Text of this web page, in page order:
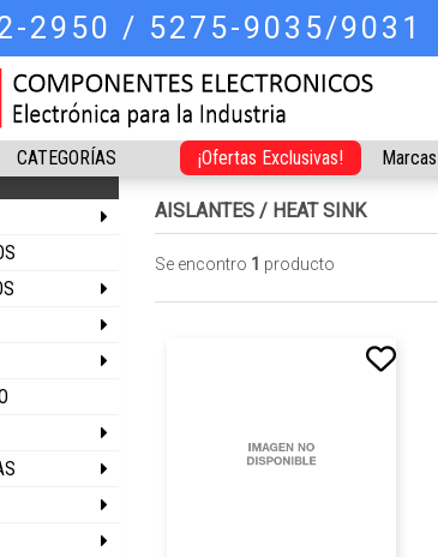
2950 / 5275-9035/9031
CATEGORÍAS ¡Ofertas Exclusivas! Marcas
AISLANTES/ HEAT SINK
Se encontro 1 producto